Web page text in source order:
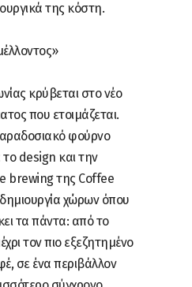
της κόστη.
κρύβεται στο νέο
που ετοιμάζεται.
φούρνο
design και την
brewing της Coffee
δημιουργία χώρων όπου
τα πάντα: από το
τον πιο εξεζητημένο
σε ένα περιβάλλον